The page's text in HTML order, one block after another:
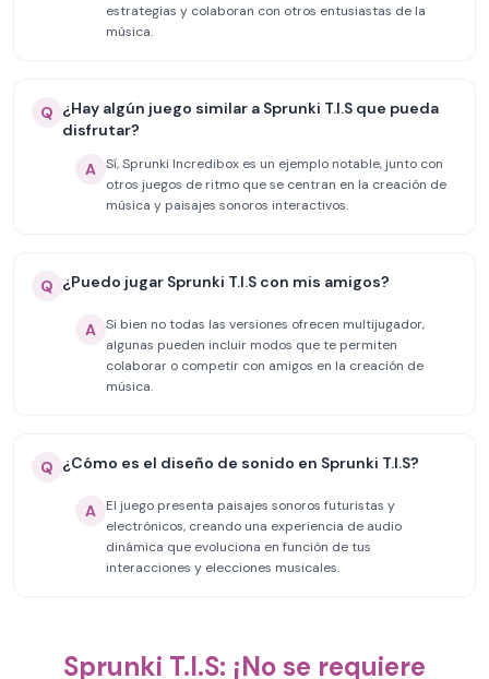
estrategias y colaboran con otros entusiastas de la
música.
Q ¿Hay algún juego similar a Sprunki T.I.S que pueda
disfrutar?
A Sí, Sprunki Incredibox es un ejemplo notable, junto con
otros juegos de ritmo que se centran en la creación de
música y paisajes sonoros interactivos.
Q ¿Puedo jugar Sprunki T.I.S con mis amigos?
A Si bien no todas las versiones ofrecen multijugador,
algunas pueden incluir modos que te permiten
colaborar o competir con amigos en la creación de
música.
Q ¿Cómo es el diseño de sonido en Sprunki T.I.S?
A
El juego presenta paisajes sonoros futuristas y
electrónicos, creando una experiencia de audio
dinámica que evoluciona en función de tus
interacciones y elecciones musicales.
Sprunki T.I.S: ¡No se requiere